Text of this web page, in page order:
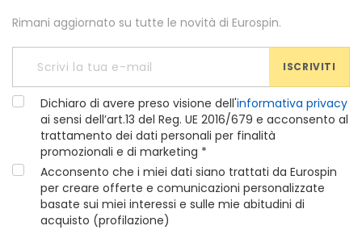
Rimani aggiornato su tutte le novità di Eurospin.
ISCRIVITI
Dichiaro di avere preso visione dell'informativa privacy
ai sensi dell’art.13 del Reg. UE 2016/679 e acconsento al
trattamento dei dati personali per finalità
promozionali e di marketing *
Acconsento che i miei dati siano trattati da Eurospin
per creare offerte e comunicazioni personalizzate
basate sui miei interessi e sulle mie abitudini di
acquisto (profilazione)